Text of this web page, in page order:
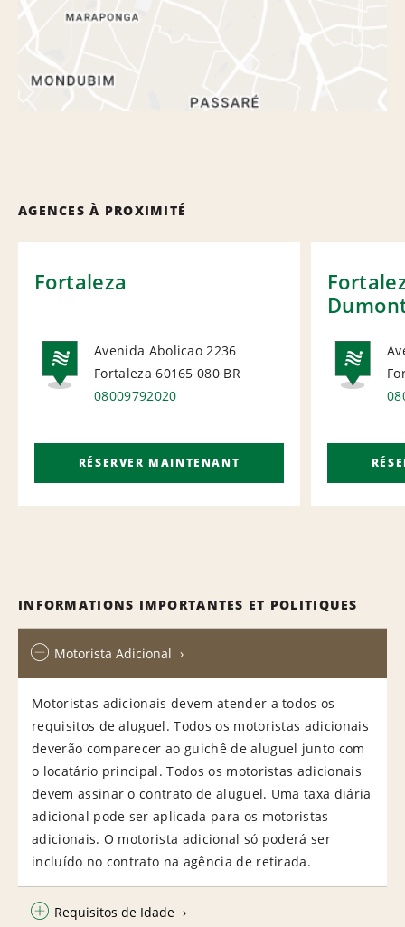
AGENCES À PROXIMITÉ
Fortaleza
NATIONAL
Avenida Abolicao 2236
Fortaleza 60165 080 BR
08009792020
RÉSERVER MAINTENANT
INFORMATIONS IMPORTANTES ET POLITIQUES
Motorista Adicional
Motoristas adicionais devem atender a todos os
requisitos de aluguel. Todos os motoristas adicionais
deverão comparecer ao guichê de aluguel junto com
o locatário principal. Todos os motoristas adicionais
devem assinar o contrato de aluguel. Uma taxa diária
adicional pode ser aplicada para os motoristas
adicionais. O motorista adicional só poderá ser
incluído no contrato na agência de retirada.
Requisitos de Idade